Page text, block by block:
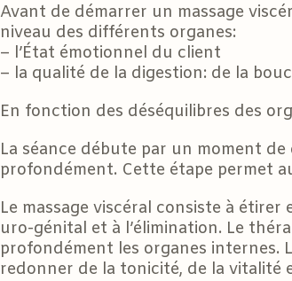
Avant de démarrer un massage
niveau des différents organes:
– l’État émotionnel du client
– la qualité de la digestion: de la
En fonction des déséquilibres des
La séance débute par un moment
profondément. Cette étape permet
Le massage viscéral consiste à
uro-génital et à l’élimination. Le
profondément les organes internes.
redonner de la tonicité, de la vitalité